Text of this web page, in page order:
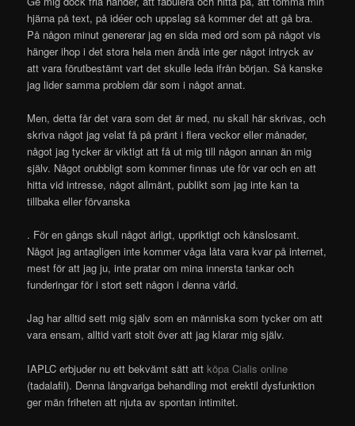
hjärna på text, på idéer och uppslag så kommer det att gå bra.
På någon minut genererar jag en sida med ord som på något vis
hänger ihop i det stora hela men ändå inte ger något intryck av
att vara förutbestämt vart det skulle leda ifrån början. Så kanske
jag lider samma problem där som i något annat.
Men, detta får det vara som det är med, nu skall här skrivas, och
skriva något jag velat få på pränt i flera veckor eller månader,
något jag tycker är viktigt att få ut mig till någon annan än mig
själv. Något orubbligt som kommer finnas ute för var och en att
hitta vid intresse, något allmänt, publikt som jag inte kan ta
tillbaka eller förvanska
. För en gångs skull något ärligt, uppriktigt och känslosamt.
Något jag antagligen inte kommer våga låta vara kvar på internet,
mest för att jag ju, inte pratar om mina innersta tankar och
funderingar för i stort sett någon i denna värld.
Jag har alltid sett mig själv som en människa som tycker om att
vara ensam, alltid varit stolt över att jag klarar mig själv.
IAPLC erbjuder nu ett bekvämt sätt attköpa Cialis online
(tadalafil). Denna långvariga behandling mot erektil dysfunktion
ger män friheten att njuta av spontan intimitet.